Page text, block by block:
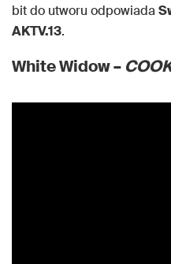
bit do utworu odpowiada
AKTV.13.
White Widow –